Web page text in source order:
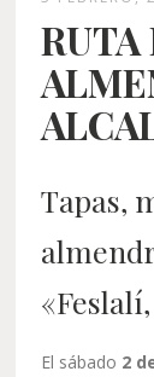
RUTA
Tapas,
El sábado 2